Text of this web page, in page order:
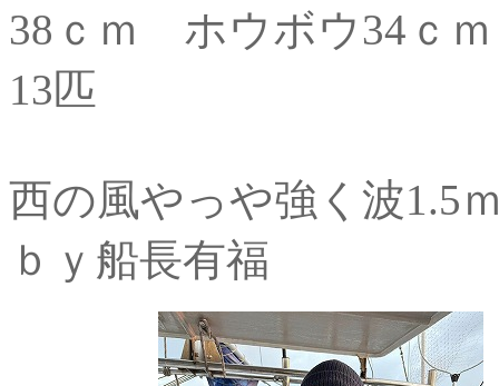
38ｃｍ ホウボウ34ｃ
13匹
西の風やっや強く波1.5
ｂｙ船長有福